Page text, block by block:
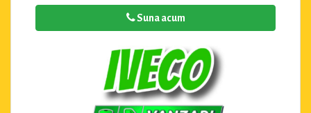
Suna acum